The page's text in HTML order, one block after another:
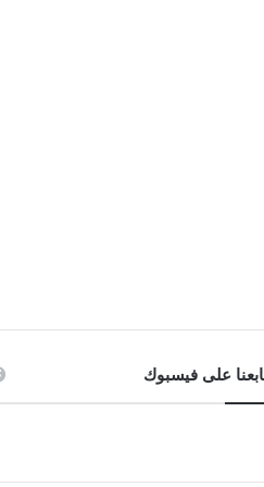
على فيسبوك